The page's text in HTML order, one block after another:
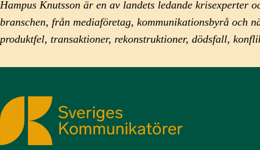
Hampus Knutsson är en av landets ledande krisexperter
branschen, från mediaföretag, kommunikationsbyrå och
produktfel, transaktioner, rekonstruktioner, dödsfall,
Sveriges Kommunikatörer